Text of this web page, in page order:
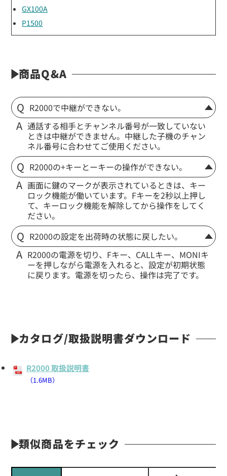
GX100A
P1500
商品Q&A
R2000で中継ができない。
通話する相手とチャンネル番号が一致していない
ときは中継ができません。中継した子機のチャン
ネル番号に合わせてご使用ください。
R2000の+キーとーキーの操作ができない。
画面に鍵のマークが表示されているときは、キー
ロック機能が働いています。Fキーを2秒以上押し
て、キーロック機能を解除してから操作をしてく
ださい。
R2000の設定を出荷時の状態に戻したい。
R2000の電源を切り、Fキー、CALLキー、MONIキ
ーを押しながら電源を入れると、設定が初期状態
に戻ります。電源を切ったら、操作は完了です。
カタログ/取扱説明書ダウンロード
R2000 取扱説明書
（1.6MB）
類似商品をチェック